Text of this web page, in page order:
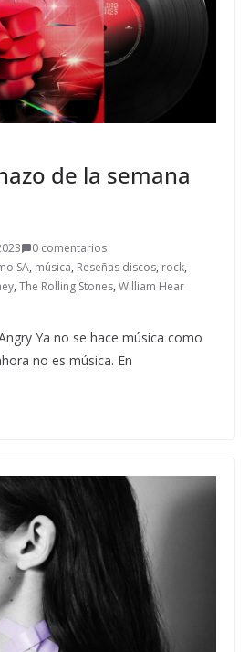
de la semana
0 comentarios
SA, música, Reseñas discos, rock,
, The Rolling Stones, William Hear
Ya no se hace música como
no es música. En